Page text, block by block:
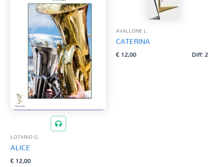
LOTARIO G.
ALICE
€12,00
AVALLONE L.
CATERINA
€12,00 Diff: 2